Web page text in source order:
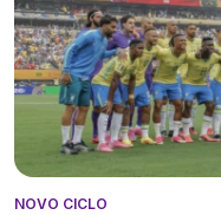
NOVO CICLO